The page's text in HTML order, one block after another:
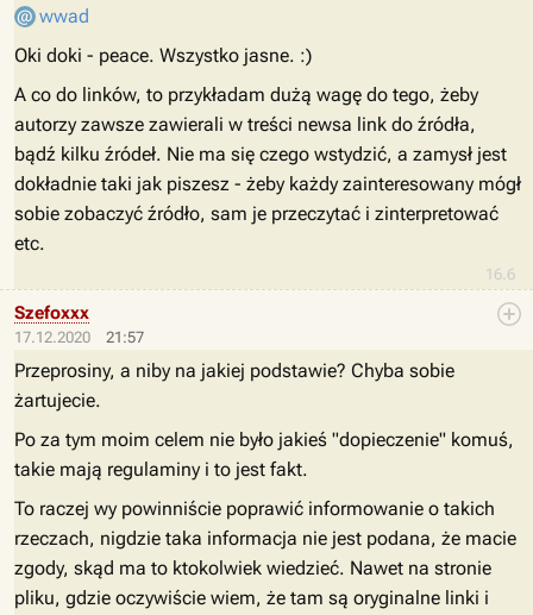
16.6
wwad
Oki doki - peace. Wszystko jasne. :)
A co do linków, to przykładam dużą wagę do tego, żeby
autorzy zawsze zawierali w treści newsa link do źródła,
bądź kilku źródeł. Nie ma się czego wstydzić, a zamysł jest
dokładnie taki jak piszesz - żeby każdy zainteresowany mógł
sobie zobaczyć źródło, sam je przeczytać i zinterpretować
etc.
17.12.2020 21:57
Szefoxxx
Przeprosiny, a niby na jakiej podstawie? Chyba sobie
żartujecie.
Po za tym moim celem nie było jakieś "dopieczenie" komuś,
takie mają regulaminy i to jest fakt.
To raczej wy powinniście poprawić informowanie o takich
rzeczach, nigdzie taka informacja nie jest podana, że macie
zgody, skąd ma to ktokolwiek wiedzieć. Nawet na stronie
pliku, gdzie oczywiście wiem, że tam są oryginalne linki i